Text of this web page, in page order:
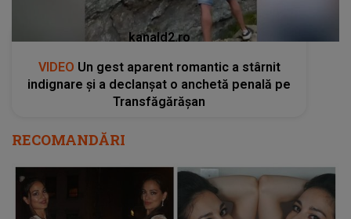
kanald2.ro
VIDEO Un gest aparent romantic a stârnit
indignare și a declanșat o anchetă penală pe
Transfăgărășan
RECOMANDĂRI